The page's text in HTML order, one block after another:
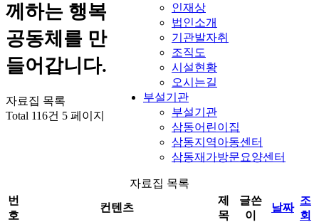
인재상
법인소개
기관발자취
조직도
시설현황
오시는길
부설기관
부설기관
삼동어린이집
삼동지역아동센터
삼동재가방문요양센터
께하는 행복
공동체를 만
들어갑니다.
자료집 목록
Total 116건 5 페이지
자료집 목록
번
호
컨텐츠
제
목
글쓴
이
날짜
조
회